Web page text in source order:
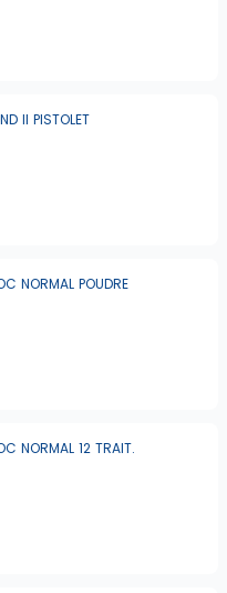
II PISTOLET
NORMAL POUDRE
NORMAL 12 TRAIT.